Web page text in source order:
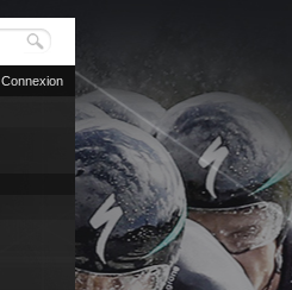
Connexion